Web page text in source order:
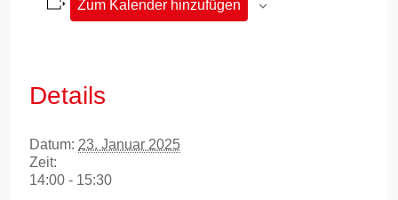
Zum Kalender hinzufügen
Details
Datum: 23. Januar 2025
Zeit:
14:00 - 15:30